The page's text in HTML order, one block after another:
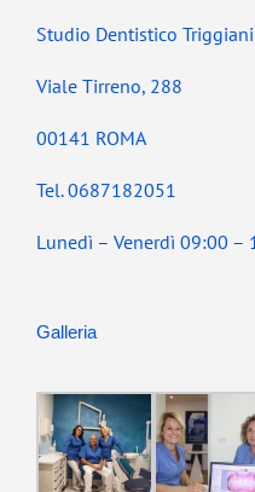
Studio Dentistico
Viale Tirreno, 288
00141 ROMA
Tel. 0687182051
Lunedì – Venerdì 09:00 –
Galleria